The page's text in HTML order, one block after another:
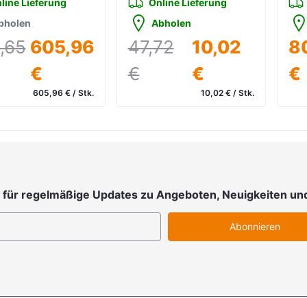
Lieferung
605,96
€
605,96 € / Stk.
Online Lieferung
Abholen
47,72
€
10,02
€
10,02 € / Stk.
€
regelmäßige Updates zu Angeboten, Neuigkeiten
Abonnieren